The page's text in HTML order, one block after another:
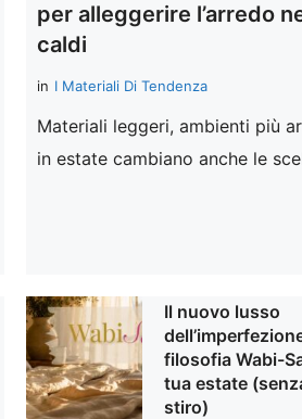
per alleggerire l’arredo
caldi
in I Materiali Di Tendenza
Materiali leggeri, ambienti più
in estate cambiano anche le
Il nuovo lusso
filosofia Wabi-
tua estate
stiro)